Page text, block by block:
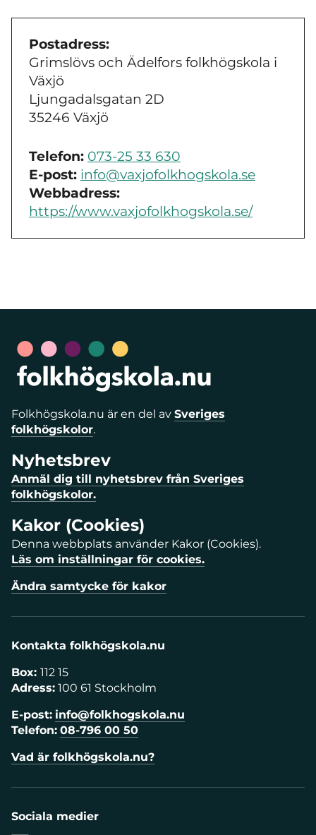
Postadress:
Grimslövs och Ädelfors folkhögskola i
Växjö
Ljungadalsgatan 2D
35246 Växjö
Telefon: 073-25 33 630
E-post: info@vaxjofolkhogskola.se
Webbadress:
https://www.vaxjofolkhogskola.se/
Folkhögskola.nu är en del av Sveriges
folkhögskolor.
Nyhetsbrev
Anmäl dig till nyhetsbrev från Sveriges
folkhögskolor.
Kakor (Cookies)
Denna webbplats använder Kakor (Cookies).
Läs om inställningar för cookies.
Ändra samtycke för kakor
Kontakta folkhögskola.nu
Box: 112 15
Adress: 100 61 Stockholm
E-post: info@folkhogskola.nu
Telefon: 08-796 00 50
Vad är folkhögskola.nu?
Sociala medier